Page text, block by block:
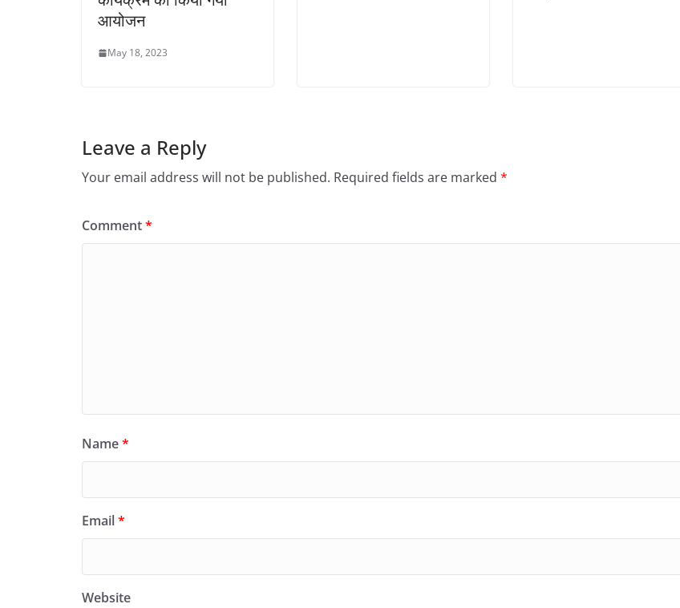
आयोजन
May 18, 2023
Leave a Reply
Your email address will not be published. Required fields are marked *
Comment*
Name*
Email*
Website